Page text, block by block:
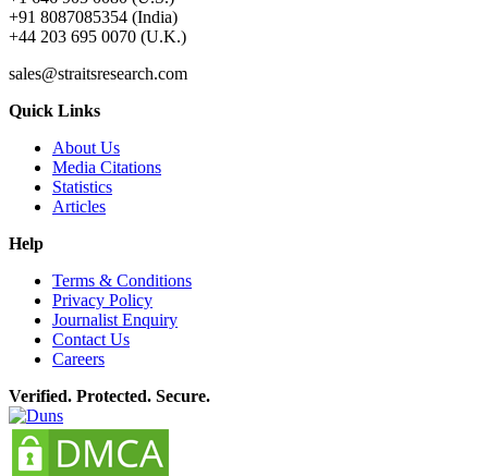
+91 8087085354 (India)
+44 203 695 0070 (U.K.)
sales@straitsresearch.com
Quick Links
About Us
Media Citations
Statistics
Articles
Help
Terms & Conditions
Privacy Policy
Journalist Enquiry
Contact Us
Careers
Verified. Protected. Secure.